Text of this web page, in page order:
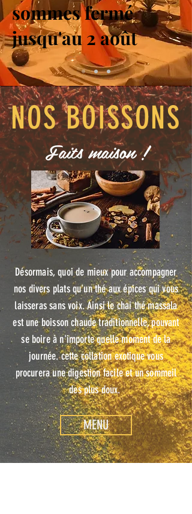
sommes fermé
jusqu'au 2 août
NOS BOISSONS
Faits maison !
Désormais, quoi de mieux pour accompagner
nos divers plats qu'un thé aux épices qui vous
laisseras sans voix. Ainsi le chai thé massala
est une boisson chaude traditionnelle, pouvant
se boire à n'importe quelle moment de la
journée. cette collation exotique vous
procurera une digestion facile et un sommeil
des plus doux.
MENU